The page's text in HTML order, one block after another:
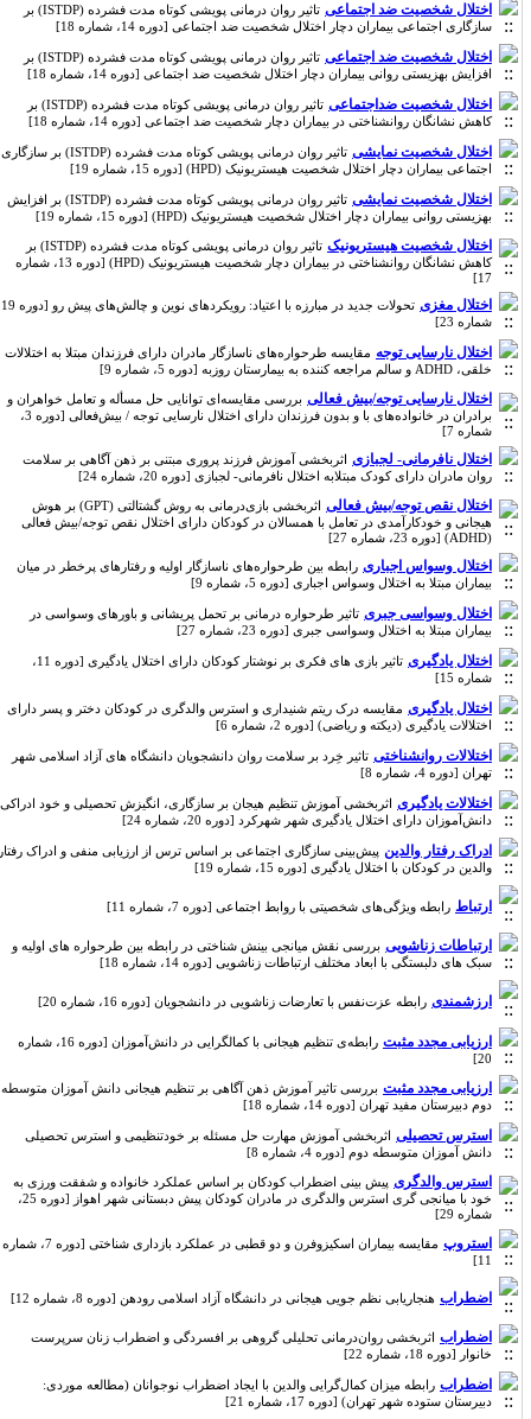
اختلال شخصیت ضد اجتماعی
تاثیر روان درمانی پویشی کوتاه مدت فشرده (ISTDP) بر
سازگاری اجتماعی بیماران دچار اختلال شخصیت ضد اجتماعی [دوره 14، شماره 18]
اختلال شخصیت ضد اجتماعی
تاثیر روان درمانی پویشی کوتاه مدت فشرده (ISTDP) بر
افزایش بهزیستی روانی بیماران دچار اختلال شخصیت ضد اجتماعی [دوره 14، شماره 18]
اختلال شخصیت ضد‌اجتماعی
تاثیر روان درمانی پویشی کوتاه مدت فشرده (ISTDP) بر
کاهش نشانگان روانشناختی در بیماران دچار شخصیت ضد اجتماعی [دوره 14، شماره 18]
اختلال شخصیت نمایشی
تاثیر روان درمانی پویشی کوتاه مدت فشرده (ISTDP) بر سازگاری
اجتماعی بیماران دچار اختلال شخصیت هیستریونیک (HPD) [دوره 15، شماره 19]
اختلال شخصیت نمایشی
تاثیر روان درمانی پویشی کوتاه مدت فشرده (ISTDP) بر افزایش
بهزیستی روانی بیماران دچار اختلال شخصیت هیستریونیک (HPD) [دوره 15، شماره 19]
اختلال شخصیت هیستریونیک
تاثیر روان درمانی پویشی کوتاه مدت فشرده (ISTDP) بر
کاهش نشانگان روانشناختی در بیماران دچار شخصیت هیستریونیک (HPD) [دوره 13، شماره
17]
اختلال مغزی
تحولات جدید در مبارزه با اعتیاد: رویکردهای نوین و چالش‌های پیش رو [دوره 19،
شماره 23]
اختلال نارسایی توجه مقایسه طرحواره‌های ناسازگار مادران دارای فرزندان مبتلا به اختلالات
خلقی، ADHD و سالم مراجعه کننده به بیمارستان روزبه [دوره 5، شماره 9]
اختلال نارسایی توجه/بیش فعالی بررسی مقایسه‌ای توانایی حل مسأله و تعامل خواهران و
برادران در خانواده‌های با و بدون فرزندان دارای اختلال نارسایی توجه / بیش‌فعالی [دوره 3،
شماره 7]
اختلال نافرمانی- لجبازی اثربخشی آموزش فرزند پروری مبتنی بر ذهن آگاهی بر سلامت
روان مادران دارای کودک مبتلابه اختلال نافرمانی- لجبازی [دوره 20، شماره 24]
اختلال نقص توجه/بیش فعالی
اثربخشی بازی‌درمانی به روش گشتالتی (GPT) بر هوش
هیجانی و خودکارآمدی در تعامل با همسالان در کودکان دارای اختلال نقص توجه/بیش فعالی
(ADHD) [دوره 23، شماره 27]
اختلال وسواس اجباری رابطه بین طرحواره‌های ناسازگار اولیه و رفتارهای پرخطر در میان
بیماران مبتلا به اختلال وسواس اجباری [دوره 5، شماره 9]
اختلال وسواسی جبری تاثیر طرحواره درمانی بر تحمل پریشانی و باورهای وسواسی در
بیماران مبتلا به اختلال وسواسی جبری [دوره 23، شماره 27]
اختلال یادگیری
تاثیر بازی های فکری بر نوشتار کودکان دارای اختلال یادگیری [دوره 11،
شماره 15]
اختلال یادگیری مقایسه درک ریتم شنیداری و استرس والدگری در کودکان دختر و پسر دارای
اختلالات یادگیری (دیکته و ریاضی) [دوره 2، شماره 6]
اختلالات روانشناختی تاثیر خِرد بر سلامت روان دانشجویان دانشگاه های آزاد اسلامی شهر
تهران [دوره 4، شماره 8]
اختلالات یادگیری اثربخشی آموزش تنظیم هیجان بر سازگاری، انگیزش تحصیلی و خود ادراکی
دانش‌آموزان دارای اختلال یادگیری شهر شهرکرد [دوره 20، شماره 24]
ادراک رفتار والدین پیش‌بینی سازگاری اجتماعی بر اساس ترس از ارزیابی منفی و ادراک رفتار
والدین در کودکان با اختلال یادگیری [دوره 15، شماره 19]
ارتباط رابطه ویژگی‌های شخصیتی با روابط اجتماعی [دوره 7، شماره 11]
ارتباطات زناشویی بررسی نقش میانجی بینش شناختی در رابطه بین طرحواره های اولیه و
سبک های دلبستگی با ابعاد مختلف ارتباطات زناشویی [دوره 14، شماره 18]
ارزشمندی رابطه عزت‌نفس با تعارضات زناشویی در دانشجویان [دوره 16، شماره 20]
ارزیابی مجدد مثبت
رابطه‌ی تنظیم هیجانی با کمالگرایی در دانش‌آموزان [دوره 16، شماره
20]
ارزیابی مجدد مثبت بررسی تاثیر آموزش ذهن آگاهی بر تنظیم هیجانی دانش آموزان متوسطه
دوم دبیرستان مفید تهران [دوره 14، شماره 18]
استرس تحصیلی اثربخشی آموزش مهارت حل مسئله بر خودتنظیمی و استرس تحصیلی
دانش آموزان متوسطه دوم [دوره 4، شماره 8]
استرس والدگری پیش بینی اضطراب کودکان بر اساس عملکرد خانواده و شفقت ورزی به
خود با میانجی گری استرس والدگری در مادران کودکان پیش دبستانی شهر اهواز [دوره 25،
شماره 29]
استروپ
مقایسه بیماران اسکیزوفرن و دو قطبی در عملکرد بازداری شناختی [دوره 7، شماره
11]
اضطراب هنجاریابی نظم جویی هیجانی در دانشگاه آزاد اسلامی رودهن [دوره 8، شماره 12]
اضطراب
اثربخشی روان‌درمانی تحلیلی گروهی بر افسردگی و اضطراب زنان سرپرست
خانوار [دوره 18، شماره 22]
اضطراب
رابطه میزان کمال‌گرایی والدین با ایجاد اضطراب نوجوانان (مطالعه موردی:
دبیرستان ستوده شهر تهران) [دوره 17، شماره 21]